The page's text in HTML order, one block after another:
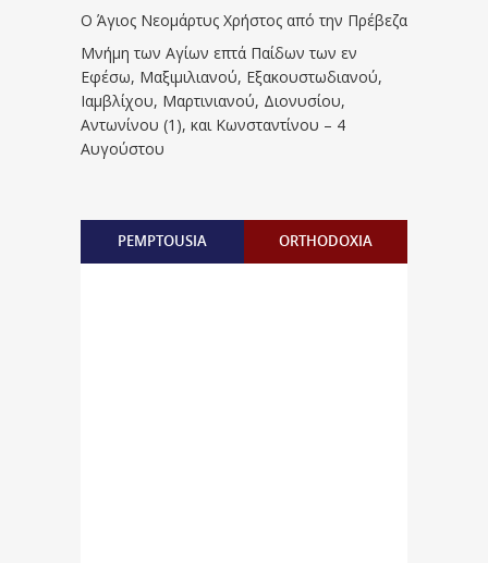
Ο Άγιος Νεομάρτυς Χρήστος από την Πρέβεζα
Μνήμη των Aγίων επτά Παίδων των εν
Eφέσω, Mαξιμιλιανού, Eξακουστωδιανού,
Iαμβλίχου, Mαρτινιανού, Διονυσίου,
Aντωνίνου (1), και Kωνσταντίνου – 4
Αυγούστου
PEMPTOUSIA ORTHODOXIA